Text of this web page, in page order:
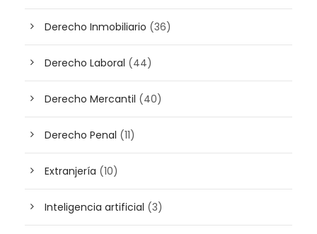
Derecho Inmobiliario (36)
Derecho Laboral (44)
Derecho Mercantil (40)
Derecho Penal (11)
Extranjería (10)
Inteligencia artificial (3)